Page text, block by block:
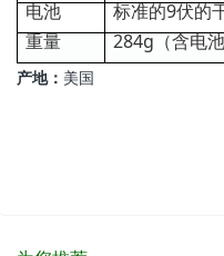
电池
标准的9伏的
重量
284g（含电
产地： 美国